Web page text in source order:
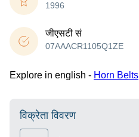
1996
जीएसटी सं
07AAACR1105Q1ZE
Explore in english - Horn Belts
विक्रेता विवरण